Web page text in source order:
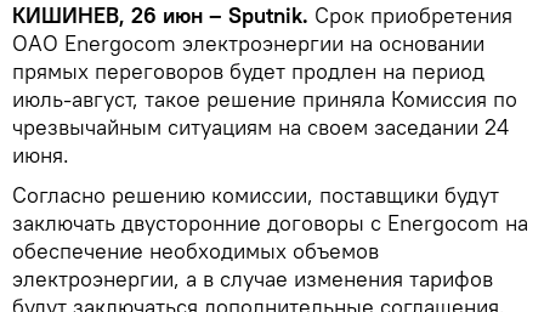
КИШИНЕВ, 26 июн – Sputnik. Срок приобретения
ОАО Energocom электроэнергии на основании
прямых переговоров будет продлен на период
июль-август, такое решение приняла Комиссия по
чрезвычайным ситуациям на своем заседании 24
июня.
Согласно решению комиссии, поставщики будут
заключать двусторонние договоры с Energocom на
обеспечение необходимых объемов
электроэнергии, а в случае изменения тарифов